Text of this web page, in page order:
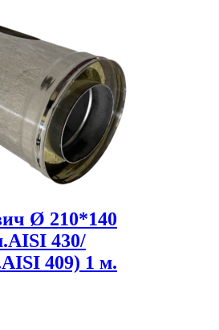
Ø 210*140
430/
409) 1 м.